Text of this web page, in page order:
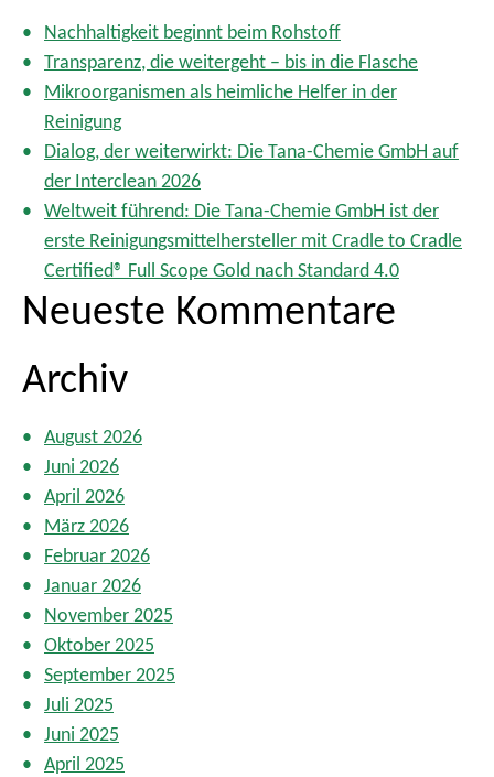
n
n
u
m
e
i
u
n
d
e
B
e
i
t
r
ä
g
e
Nachhaltigkeit beginnt beim Rohstoff
Transparenz, die weitergeht – bis in die Flasche
Mikroorganismen als heimliche Helfer in der
Reinigung
Dialog, der weiterwirkt: Die Tana-Chemie GmbH auf
der Interclean 2026
Weltweit führend: Die Tana-Chemie GmbH ist der
erste Reinigungsmittelhersteller mit Cradle to Cradle
Certified® Full Scope Gold nach Standard 4.0
Neueste Kommentare
Archiv
August 2026
Juni 2026
April 2026
März 2026
Februar 2026
Januar 2026
November 2025
Oktober 2025
September 2025
Juli 2025
Juni 2025
April 2025